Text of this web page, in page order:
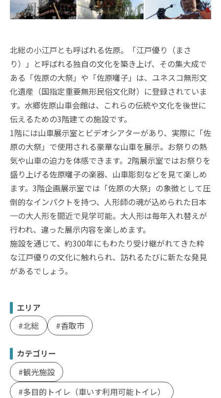
北総の小江戸とも呼ばれる佐原。「江戸優り（まさ
り）」と呼ばれる独自の文化を築き上げ、その集大成で
ある「佐原の大祭」や「佐原囃子」は、ユネスコ無形文
化遺産（国指定重要無形民俗文化財）に登録されていま
す。水郷佐原山車会館は、これらの伝統や文化を後世に
伝えるための3階建ての施設です。
1階には山車展示室とビデオシアターがあり、実際に「佐
原の大祭」で使用される豪華な山車を展示。お祭りの熱
気や山車の迫力を体感できます。2階展示室ではお祭りを
盛り上げる佐原囃子の楽器、山車彫刻などを見て楽しめ
ます。3階企画展示室では「佐原の大祭」の象徴として圧
倒的なインパクトを持つ、人形師の魂が込められた日本
一の大人形を間近で見学可能。大人形は毎年入れ替えが
行われ、違った展示内容を楽しめます。
施設を通じて、約300年にもわたり受け継がれてきた粋
な江戸優りの文化に触れられ、訪れるたびに新たな発見
があるでしょう。
エリア
北総
香取市
カテゴリー
観光施設
多目的トイレ（車いす利用可能トイレ）